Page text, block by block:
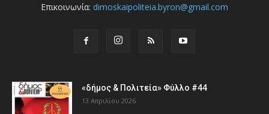
Επικοινωνία: dimoskaipoliteia.byron@gmail.com
«δήμος & Πολιτεία» Φύλλο #44
13 Απριλίου 2026